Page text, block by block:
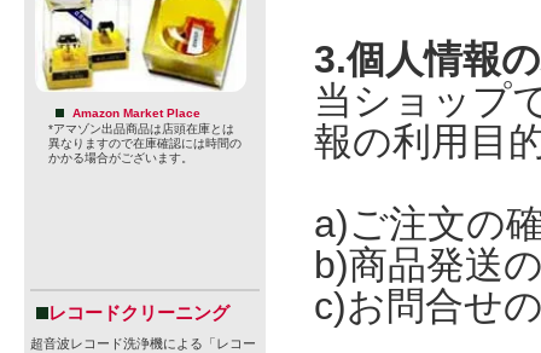
Amazon Market Place
*アマゾン出品商品は店頭在庫とは
異なりますので在庫確認には時間の
かかる場合がございます。
レコードクリーニング
超音波レコード洗浄機による「レコー
3.個人情報
当ショップ
報の利用目
a)ご注文の
b)商品発送
c)お問合せ